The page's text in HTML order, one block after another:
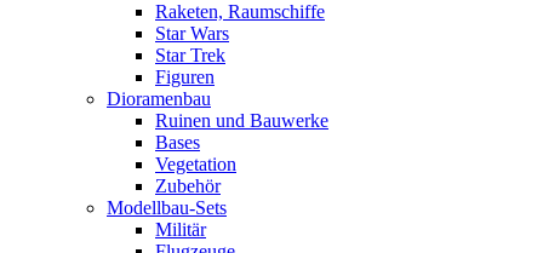
Raketen, Raumschiffe
Star Wars
Star Trek
Figuren
Dioramenbau
Ruinen und Bauwerke
Bases
Vegetation
Zubehör
Modellbau-Sets
Militär